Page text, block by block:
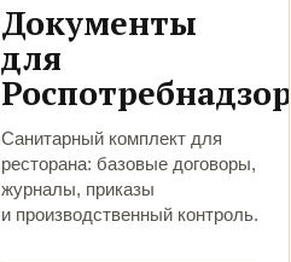
Документы
для
Роспотребнадзора
Санитарный комплект для
ресторана: базовые договоры,
журналы, приказы
и производственный контроль.